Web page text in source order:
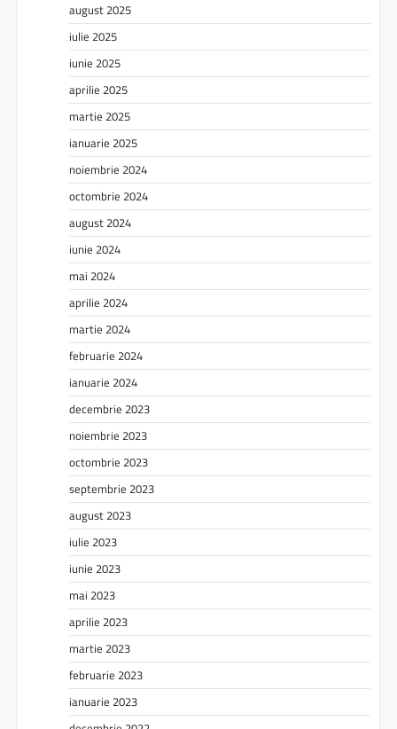
august 2025
iulie 2025
iunie 2025
aprilie 2025
martie 2025
ianuarie 2025
noiembrie 2024
octombrie 2024
august 2024
iunie 2024
mai 2024
aprilie 2024
martie 2024
februarie 2024
ianuarie 2024
decembrie 2023
noiembrie 2023
octombrie 2023
septembrie 2023
august 2023
iulie 2023
iunie 2023
mai 2023
aprilie 2023
martie 2023
februarie 2023
ianuarie 2023